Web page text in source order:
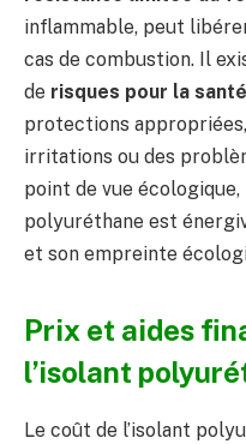
inflammable, peut
cas de combustion. Il
de risques pour la santé
protections
irritations ou des
point de vue
polyuréthane est
et son empreinte
Prix et aides
l’isolant
Le coût de l’isolant